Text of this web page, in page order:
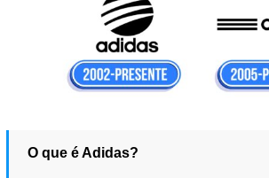
O que é Adidas?